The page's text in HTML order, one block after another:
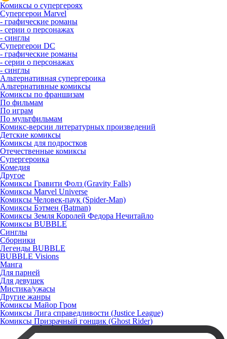
Комиксы о супергероях
Супергерои Marvel
- графические романы
- серии о персонажах
- синглы
Супергерои DC
- графические романы
- серии о персонажах
- синглы
Альтернативная супергероика
Альтернативные комиксы
Комиксы по франшизам
По фильмам
По играм
По мультфильмам
Комикс-версии литературных произведений
Детские комиксы
Комиксы для подростков
Отечественные комиксы
Супергероика
Комедия
Другое
Комиксы Гравити Фолз (Gravity Falls)
Комиксы Marvel Universe
Комиксы Человек-паук (Spider-Man)
Комиксы Бэтмен (Batman)
Комиксы Земля Королей Федора Нечитайло
Комиксы BUBBLE
Синглы
Сборники
Легенды BUBBLE
BUBBLE Visions
Манга
Для парней
Для девушек
Мистика/ужасы
Другие жанры
Комиксы Майор Гром
Комиксы Лига справедливости (Justice League)
Комиксы Призрачный гонщик (Ghost Rider)